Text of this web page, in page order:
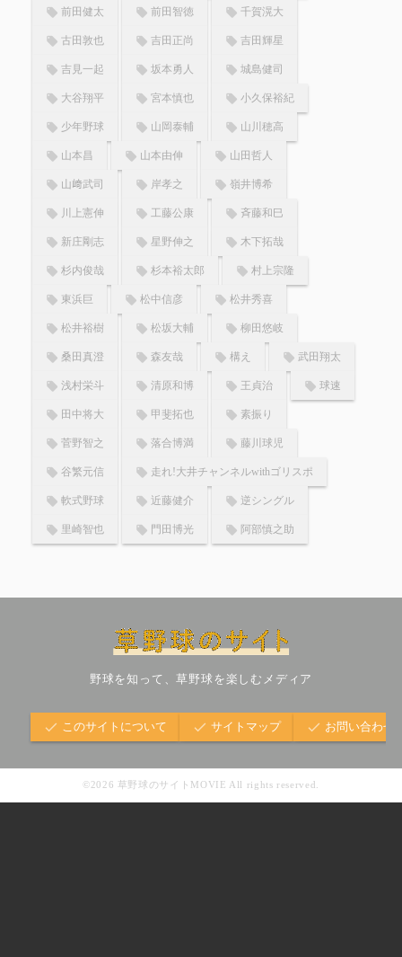
前田健太 前田智徳 千賀滉大
古田敦也 吉田正尚 吉田輝星
吉見一起 坂本勇人 城島健司
大谷翔平 宮本慎也 小久保裕紀
少年野球 山岡泰輔 山川穂高
山本昌 山本由伸 山田哲人
山﨑武司 岸孝之 嶺井博希
川上憲伸 工藤公康 斉藤和巳
新庄剛志 星野伸之 木下拓哉
杉内俊哉 杉本裕太郎 村上宗隆
東浜巨 松中信彦 松井秀喜
松井裕樹 松坂大輔 柳田悠岐
桑田真澄 森友哉 構え 武田翔太
浅村栄斗 清原和博 王貞治 球速
田中将大 甲斐拓也 素振り
菅野智之 落合博満 藤川球児
谷繁元信 走れ!大井チャンネルwithゴリスポ
軟式野球 近藤健介 逆シングル
里崎智也 門田博光 阿部慎之助
野球を知って、草野球を楽しむメディア
このサイトについて サイトマップ お問い合わせ
©2026 草野球のサイトMOVIE All rights reserved.